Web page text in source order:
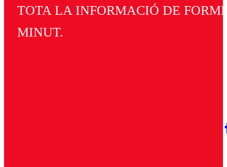
TOTA LA INFORMACIÓ DE
MINUT.